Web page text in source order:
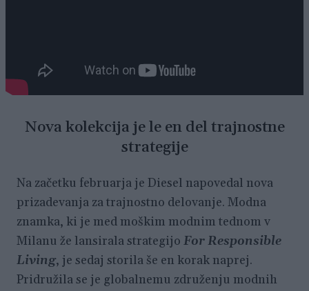
Nova kolekcija je le en del trajnostne
strategije
Na začetku februarja je Diesel napovedal nova
prizadevanja za trajnostno delovanje. Modna
znamka, ki je med moškim modnim tednom v
Milanu že lansirala strategijo For Responsible
Living, je sedaj storila še en korak naprej.
Pridružila se je globalnemu združenju modnih